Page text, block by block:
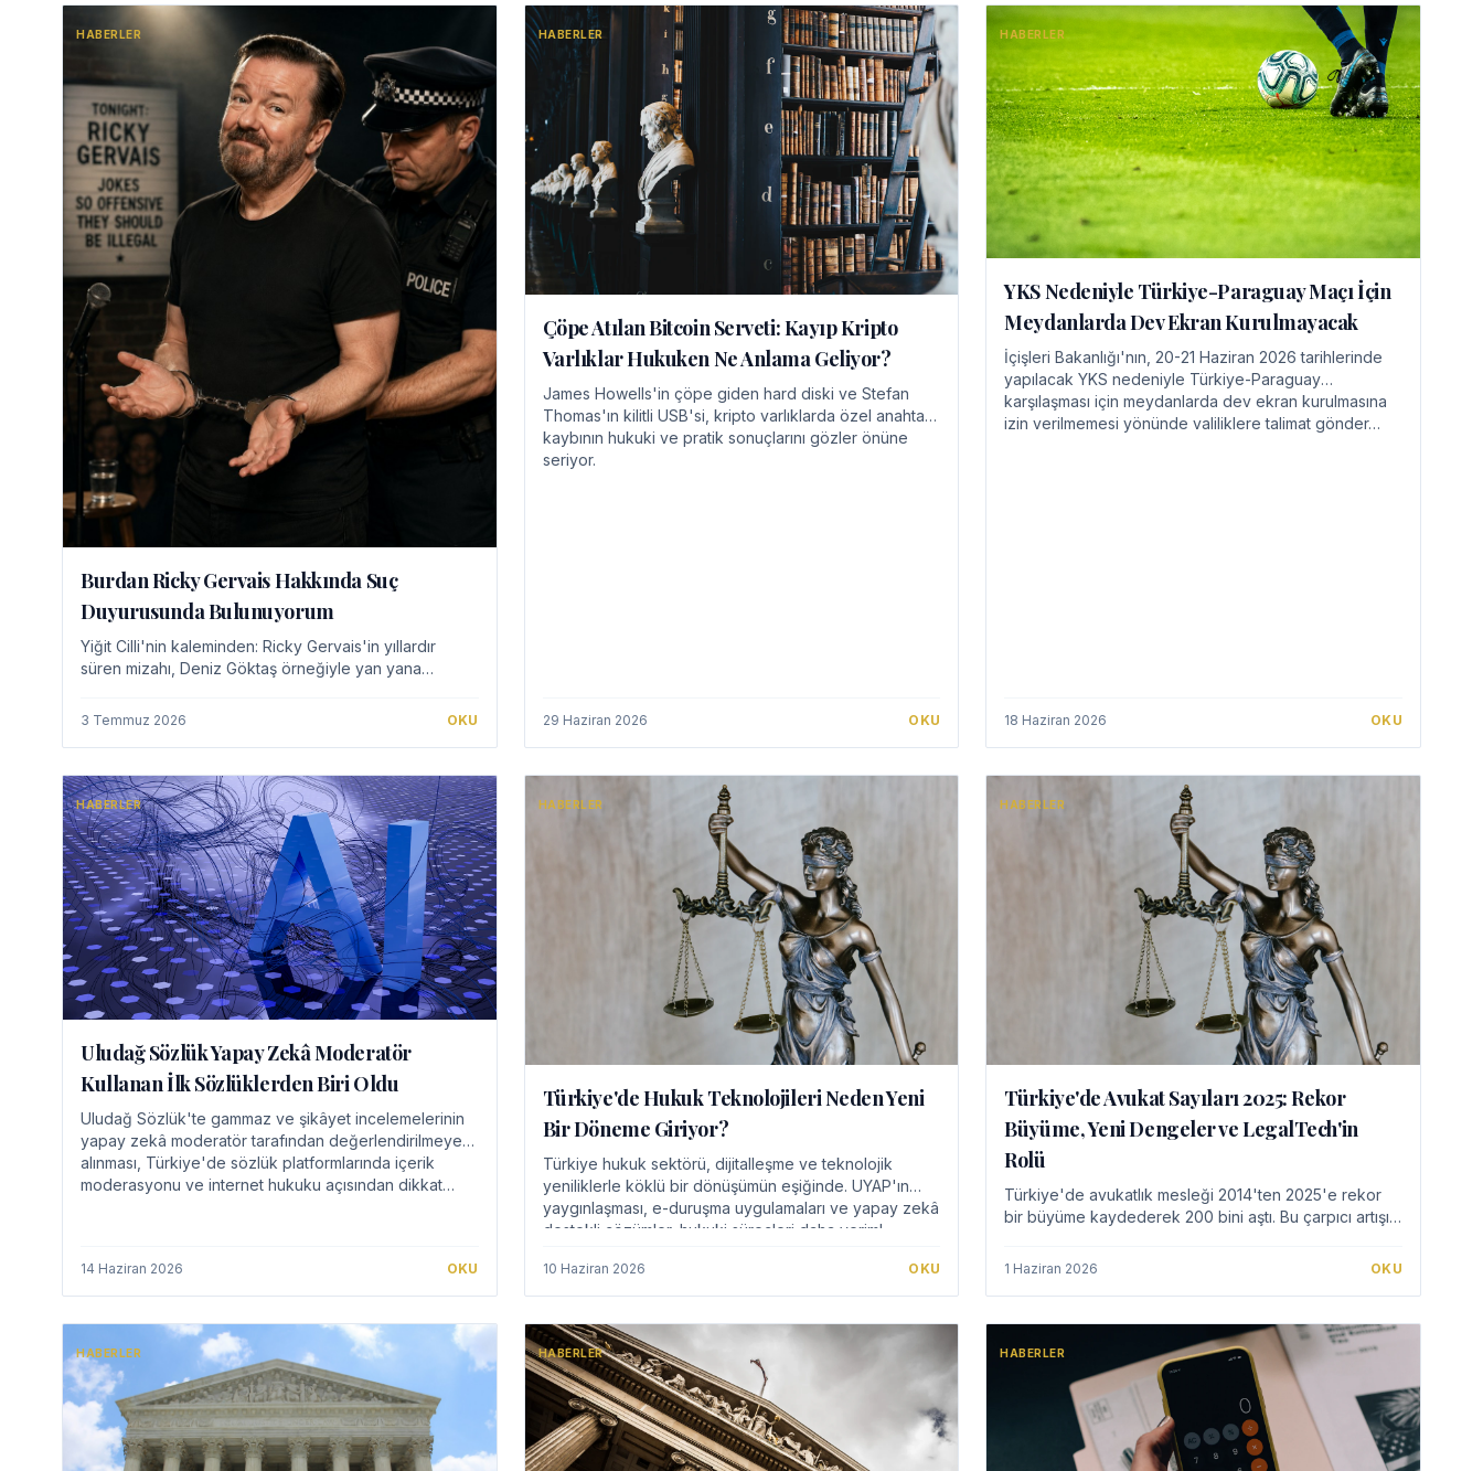
HABERLER
Burdan Ricky Gervais Hakkında Suç
Duyurusunda Bulunuyorum
Yiğit Cilli'nin kaleminden: Ricky Gervais'in yıllardır
süren mizahı, Deniz Göktaş örneğiyle yan yana
hakareti tartışıyoruz.
3 Temmuz 2026 OKU
HABERLER
Çöpe Atılan Bitcoin Serveti: Kayıp Kripto
Varlıklar Hukuken Ne Anlama Geliyor?
James Howells'in çöpe giden hard diski ve Stefan
Thomas'ın kilitli USB'si, kripto varlıklarda özel anahtar
kaybının hukuki ve pratik sonuçlarını gözler önüne
seriyor.
29 Haziran 2026 OKU
HABERLER
YKS Nedeniyle Türkiye-Paraguay Maçı İçin
Meydanlarda Dev Ekran Kurulmayacak
İçişleri Bakanlığı'nın, 20-21 Haziran 2026 tarihlerinde
yapılacak YKS nedeniyle Türkiye-Paraguay
karşılaşması için meydanlarda dev ekran kurulmasına
izin verilmemesi yönünde valiliklere talimat gönder…
18 Haziran 2026 OKU
HABERLER
Uludağ Sözlük Yapay Zekâ Moderatör
Kullanan İlk Sözlüklerden Biri Oldu
Uludağ Sözlük'te gammaz ve şikâyet incelemelerinin
yapay zekâ moderatör tarafından değerlendirilmeye
alınması, Türkiye'de sözlük platformlarında içerik
moderasyonu ve internet hukuku açısından dikkat…
14 Haziran 2026 OKU
HABERLER
Türkiye'de Hukuk Teknolojileri Neden Yeni
Bir Döneme Giriyor?
Türkiye hukuk sektörü, dijitalleşme ve teknolojik
yeniliklerle köklü bir dönüşümün eşiğinde. UYAP'ın
yaygınlaşması, e-duruşma uygulamaları ve yapay zekâ
destekli çözümler, hukuki süreçleri daha veriml…
10 Haziran 2026 OKU
HABERLER
Türkiye'de Avukat Sayıları 2025: Rekor
Büyüme, Yeni Dengeler ve LegalTech'in
Rolü
Türkiye'de avukatlık mesleği 2014'ten 2025'e rekor
bir büyüme kaydederek 200 bini aştı. Bu çarpıcı artışın
mesleğin dijital dönüşümünü ele alıyoru…
1 Haziran 2026 OKU
HABERLER HABERLER HABERLER